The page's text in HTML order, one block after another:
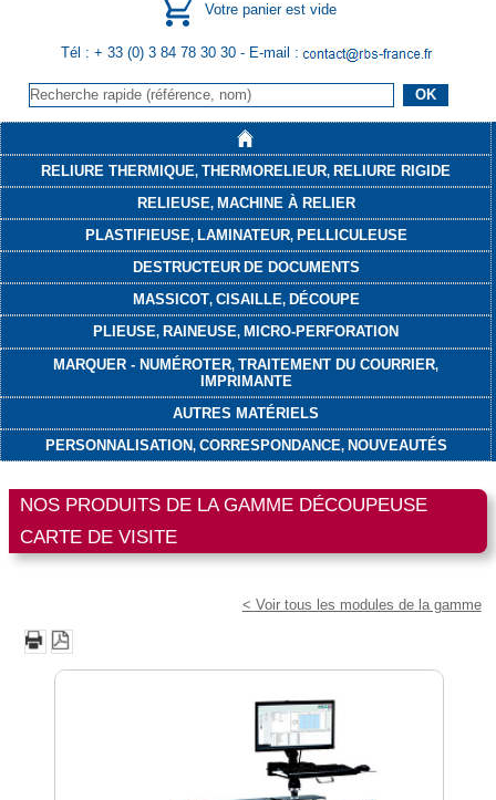
Votre panier est vide
Tél : + 33 (0) 3 84 78 30 30 - E-mail :
RELIURE THERMIQUE,THERMORELIEUR, RELIURE RIGIDE
RELIEUSE, MACHINE À RELIER
PLASTIFIEUSE, LAMINATEUR, PELLICULEUSE
DESTRUCTEUR DE DOCUMENTS
MASSICOT, CISAILLE, DÉCOUPE
PLIEUSE, RAINEUSE, MICRO-PERFORATION
MARQUER - NUMÉROTER,TRAITEMENT DU COURRIER,
IMPRIMANTE
AUTRES MATÉRIELS
PERSONNALISATION, CORRESPONDANCE, NOUVEAUTÉS
NOS PRODUITS DE LA GAMME DÉCOUPEUSE
CARTE DE VISITE
< Voir tous les modules de la gamme